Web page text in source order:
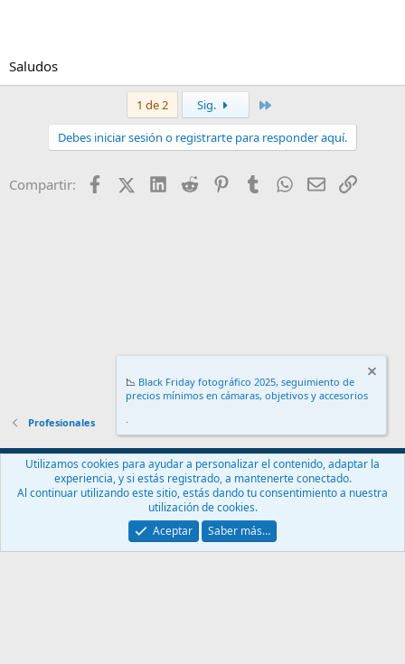
Saludos
1 de 2 Sig.
Debes iniciar sesión o registrarte para responder aquí.
Compartir: FacebookX (Twitter)
LinkedIn
Reddit PinterestTumblr WhatsApp
EmailEnlace
Profesionales
Español (ES)
Contáctanos
Términos y reglas Política de privacidad
Ayuda
Community platform by XenForo® © 2010-2024 XenForo Ltd.
📉 Black Friday fotográfico 2025, seguimiento de
precios mínimos en cámaras, objetivos y accesorios
.
Utilizamos cookies para ayudar a personalizar el contenido, adaptar la
experiencia, y si estás registrado, a mantenerte conectado.
Al continuar utilizando este sitio, estás dando tu consentimiento a nuestra
utilización de cookies.
Aceptar
Saber más…